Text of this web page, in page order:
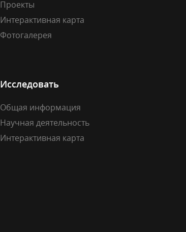
Проекты
Интерактивная карта
Фотогалерея
Исследовать
Общая информация
Научная деятельность
Интерактивная карта